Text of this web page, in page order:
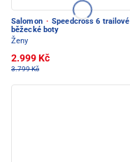
Salomon · Speedcross 6 trailové
běžecké boty
Ženy
2.999 Kč
3.799 Kč